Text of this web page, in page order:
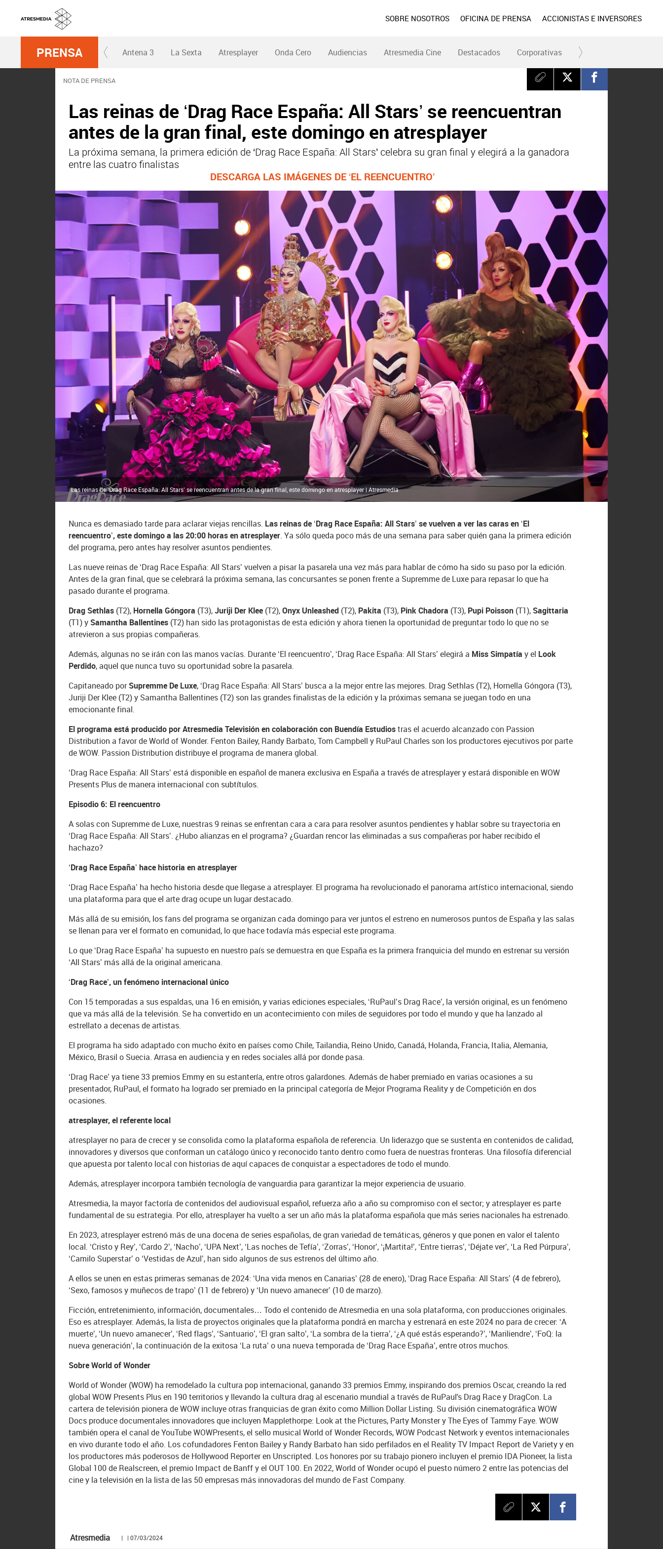
SOBRE NOSOTROS OFICINA DE PRENSA ACCIONISTAS E INVERSORES
PRENSA Antena 3 La Sexta Atresplayer Onda Cero Audiencias Atresmedia Cine Destacados Corporativas RC y Fundación
NOTA DE PRENSA
Las reinas de ‘Drag Race España: All Stars’ se reencuentran
antes de la gran final, este domingo en atresplayer
La próxima semana, la primera edición de ‘Drag Race España: All Stars’ celebra su gran final y elegirá a la ganadora
entre las cuatro finalistas
DESCARGA LAS IMÁGENES DE ‘EL REENCUENTRO’
Las reinas de ‘Drag Race España: All Stars’ se reencuentran antes de la gran final, este domingo en atresplayer | Atresmedia
Nunca es demasiado tarde para aclarar viejas rencillas. Las reinas de ‘Drag Race España: All Stars’ se vuelven a ver las caras en ‘El
reencuentro’, este domingo a las 20:00 horas en atresplayer. Ya sólo queda poco más de una semana para saber quién gana la primera edición
del programa, pero antes hay resolver asuntos pendientes.
Las nueve reinas de ‘Drag Race España: All Stars’ vuelven a pisar la pasarela una vez más para hablar de cómo ha sido su paso por la edición.
Antes de la gran final, que se celebrará la próxima semana, las concursantes se ponen frente a Supremme de Luxe para repasar lo que ha
pasado durante el programa.
Drag Sethlas (T2), Hornella Góngora (T3),Juriji Der Klee (T2),Onyx Unleashed (T2), Pakita (T3), Pink Chadora (T3), Pupi Poisson (T1), Sagittaria
(T1) y Samantha Ballentines (T2) han sido las protagonistas de esta edición y ahora tienen la oportunidad de preguntar todo lo que no se
atrevieron a sus propias compañeras.
Además, algunas no se irán con las manos vacías. Durante ‘El reencuentro’, ‘Drag Race España: All Stars’ elegirá a Miss Simpatía y el Look
Perdido, aquel que nunca tuvo su oportunidad sobre la pasarela.
Capitaneado porSupremme De Luxe, ‘Drag Race España: All Stars’ busca a la mejor entre las mejores. Drag Sethlas (T2), Hornella Góngora (T3),
Juriji Der Klee (T2) y Samantha Ballentines (T2) son las grandes finalistas de la edición y la próximas semana se juegan todo en una
emocionante final.
El programa está producido por Atresmedia Televisión en colaboración con Buendía Estudiostras el acuerdo alcanzado con Passion
Distribution a favor de World of Wonder. Fenton Bailey, Randy Barbato, Tom Campbell y RuPaul Charles son los productores ejecutivos por parte
de WOW. Passion Distribution distribuye el programa de manera global.
‘Drag Race España: All Stars’ está disponible en español de manera exclusiva en España a través de atresplayer y estará disponible en WOW
Presents Plus de manera internacional con subtítulos.
Episodio 6: El reencuentro
A solas con Supremme de Luxe, nuestras 9 reinas se enfrentan cara a cara para resolver asuntos pendientes y hablar sobre su trayectoria en
‘Drag Race España: All Stars’. ¿Hubo alianzas en el programa? ¿Guardan rencor las eliminadas a sus compañeras por haber recibido el
hachazo?
‘Drag Race España’ hace historia en atresplayer
‘Drag Race España’ ha hecho historia desde que llegase a atresplayer. El programa ha revolucionado el panorama artístico internacional, siendo
una plataforma para que el arte drag ocupe un lugar destacado.
Más allá de su emisión, los fans del programa se organizan cada domingo para ver juntos el estreno en numerosos puntos de España y las salas
se llenan para ver el formato en comunidad, lo que hace todavía más especial este programa.
Lo que ‘Drag Race España’ ha supuesto en nuestro país se demuestra en que España es la primera franquicia del mundo en estrenar su versión
‘All Stars’ más allá de la original americana.
‘Drag Race’, un fenómeno internacional único
Con 15 temporadas a sus espaldas, una 16 en emisión, y varias ediciones especiales, ‘RuPaul’s Drag Race’, la versión original, es un fenómeno
que va más allá de la televisión. Se ha convertido en un acontecimiento con miles de seguidores por todo el mundo y que ha lanzado al
estrellato a decenas de artistas.
El programa ha sido adaptado con mucho éxito en países como Chile, Tailandia, Reino Unido, Canadá, Holanda, Francia, Italia, Alemania,
México, Brasil o Suecia. Arrasa en audiencia y en redes sociales allá por donde pasa.
‘Drag Race’ ya tiene 33 premios Emmy en su estantería, entre otros galardones. Además de haber premiado en varias ocasiones a su
presentador, RuPaul, el formato ha logrado ser premiado en la principal categoría de Mejor Programa Reality y de Competición en dos
ocasiones.
atresplayer, el referente local
atresplayer no para de crecer y se consolida como la plataforma española de referencia. Un liderazgo que se sustenta en contenidos de calidad,
innovadores y diversos que conforman un catálogo único y reconocido tanto dentro como fuera de nuestras fronteras. Una filosofía diferencial
que apuesta por talento local con historias de aquí capaces de conquistar a espectadores de todo el mundo.
Además, atresplayer incorpora también tecnología de vanguardia para garantizar la mejor experiencia de usuario.
Atresmedia, la mayor factoría de contenidos del audiovisual español, refuerza año a año su compromiso con el sector; y atresplayer es parte
fundamental de su estrategia. Por ello, atresplayer ha vuelto a ser un año más la plataforma española que más series nacionales ha estrenado.
En 2023, atresplayer estrenó más de una docena de series españolas, de gran variedad de temáticas, géneros y que ponen en valor el talento
local. ‘Cristo y Rey’, ‘Cardo 2’, ‘Nacho’, ‘UPA Next’, ‘Las noches de Tefía’, ‘Zorras’, ‘Honor’, ‘¡Martita!’, ‘Entre tierras’, ‘Déjate ver’, ‘La Red Púrpura’,
‘Camilo Superstar’ o ‘Vestidas de Azul’, han sido algunos de sus estrenos del último año.
A ellos se unen en estas primeras semanas de 2024: ‘Una vida menos en Canarias’ (28 de enero), ‘Drag Race España: All Stars’ (4 de febrero),
‘Sexo, famosos y muñecos de trapo’ (11 de febrero) y ‘Un nuevo amanecer’ (10 de marzo).
Ficción, entretenimiento, información, documentales… Todo el contenido de Atresmedia en una sola plataforma, con producciones originales.
Eso es atresplayer. Además, la lista de proyectos originales que la plataforma pondrá en marcha y estrenará en este 2024 no para de crecer: ‘A
muerte’, ‘Un nuevo amanecer’, ‘Red flags’, ‘Santuario’, ‘El gran salto’, ‘La sombra de la tierra’, ‘¿A qué estás esperando?’, ‘Mariliendre’, ‘FoQ: la
nueva generación’, la continuación de la exitosa ‘La ruta’ o una nueva temporada de ‘Drag Race España’, entre otros muchos.
Sobre World of Wonder
World of Wonder (WOW) ha remodelado la cultura pop internacional, ganando 33 premios Emmy, inspirando dos premios Oscar, creando la red
global WOW Presents Plus en 190 territorios y llevando la cultura drag al escenario mundial a través de RuPaul's Drag Race y DragCon. La
cartera de televisión pionera de WOW incluye otras franquicias de gran éxito como Million Dollar Listing. Su división cinematográfica WOW
Docs produce documentales innovadores que incluyen Mapplethorpe: Look at the Pictures, Party Monster y The Eyes of Tammy Faye. WOW
también opera el canal de YouTube WOWPresents, el sello musical World of Wonder Records, WOW Podcast Network y eventos internacionales
en vivo durante todo el año. Los cofundadores Fenton Bailey y Randy Barbato han sido perfilados en el Reality TV Impact Report de Variety y en
los productores más poderosos de Hollywood Reporter en Unscripted. Los honores por su trabajo pionero incluyen el premio IDA Pioneer, la lista
Global 100 de Realscreen, el premio Impact de Banff y el OUT 100. En 2022, World of Wonder ocupó el puesto número 2 entre las potencias del
cine y la televisión en la lista de las 50 empresas más innovadoras del mundo de Fast Company.
Atresmedia | | 07/03/2024